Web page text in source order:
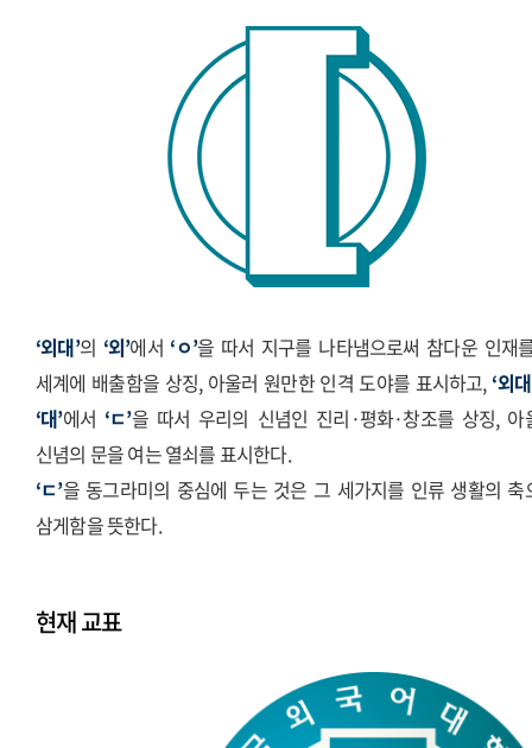
‘외대’의 ‘외’에서 ‘ㅇ’을 따서 지구를 나타냄으로써 참다운 인재
세계에 배출함을 상징, 아울러 원만한 인격 도야를 표시하고, ‘외
‘대’에서 ‘ㄷ’을 따서 우리의 신념인 진리·평화·창조를 상징, 아
신념의 문을 여는 열쇠를 표시한다.
‘ㄷ’을 동그라미의 중심에 두는 것은 그 세가지를 인류 생활의 축
삼게함을 뜻한다.
현재 교표